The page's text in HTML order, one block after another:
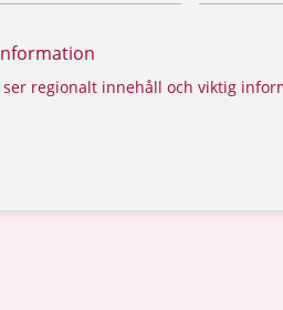
regionalt innehåll och viktig